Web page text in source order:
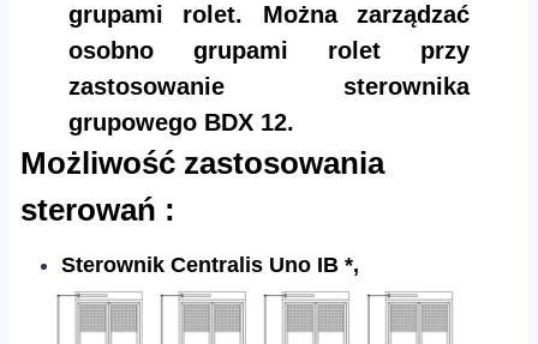
grupami rolet. Można zarządzać
osobno grupami rolet przy
zastosowanie sterownika
grupowego BDX 12.
Możliwość zastosowania
sterowań :
Sterownik Centralis Uno IB *,